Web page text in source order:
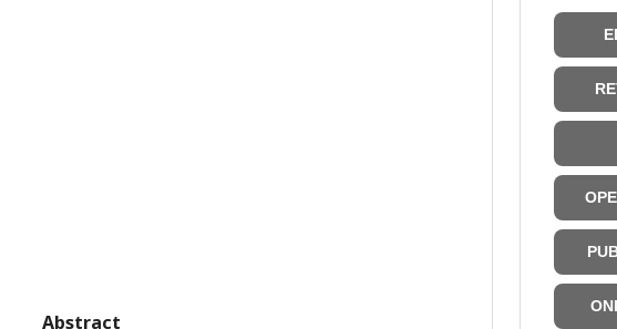
Abstract